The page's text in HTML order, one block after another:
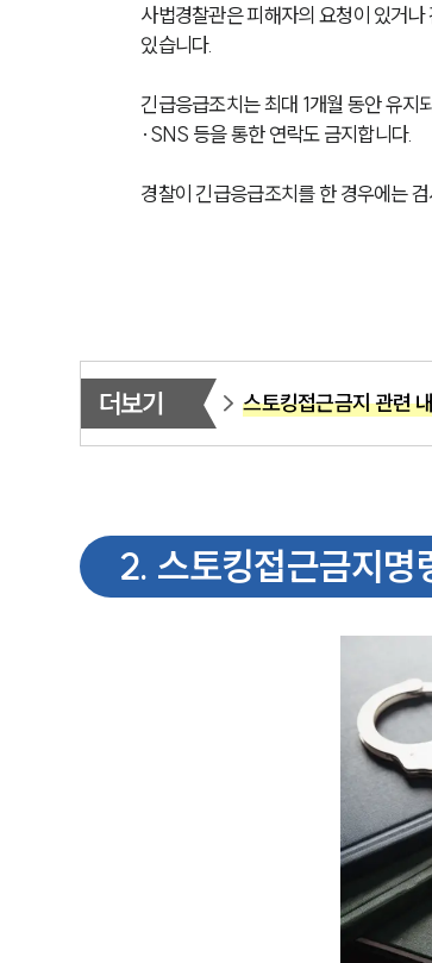
사법경찰관은 피해자의 요청이 있거
있습니다.
긴급응급조치는 최대 1개월 동안 유
·SNS 등을 통한 연락도 금지합니다.
경찰이 긴급응급조치를 한 경우에는
더보기 스토킹접근금지 관련
2. 스토킹접근금지명